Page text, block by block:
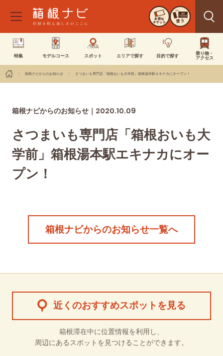
お得な
チケット 使う
特集 モデルコース スポット エリアで探す 目的で探す
乗り物・
アクセス
箱根ナビからのお知らせ さつまいも専門店「箱根おいも大学前」箱根湯本駅エキナカにオープン！
箱根ナビからのお知らせ｜ 2020.10.09
さつまいも専門店「箱根おいも大
学前」箱根湯本駅エキナカにオー
プン！
箱根ナビからのお知らせ一覧へ
近くのおすすめスポットを見る
箱根滞在中に位置情報を利用し、
周辺にあるスポットを見つけることができます。